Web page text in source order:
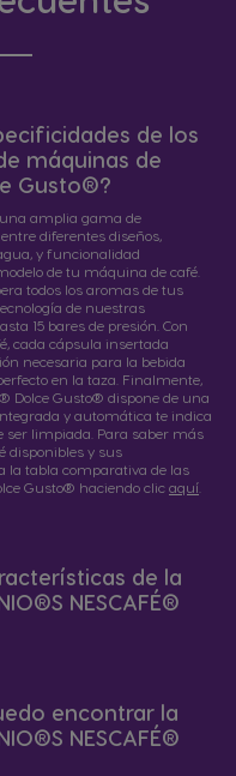
de los
máquinas de
Gusto®?
una amplia gama de
diferentes diseños,
y funcionalidad
de tu máquina de café.
todos los aromas de tus
de nuestras
15 bares de presión. Con
cada cápsula insertada
necesaria para la bebida
en la taza. Finalmente,
Dolce Gusto® dispone de una
y automática te indica
ser limpiada. Para saber más
disponibles y sus
la tabla comparativa de las
Gusto® haciendo clic aquí
de la
NESCAFÉ®
encontrar la
NESCAFÉ®